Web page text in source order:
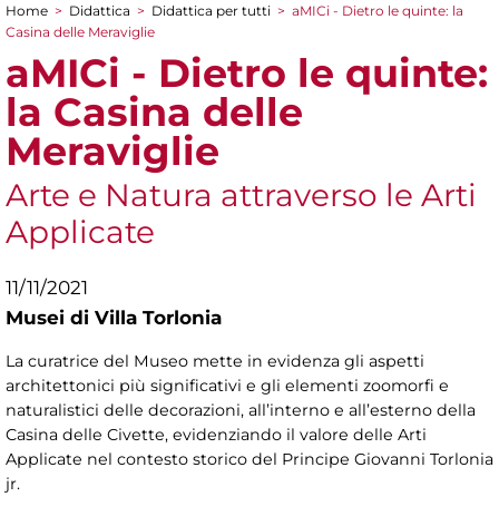
Tu sei qui
Home > Didattica > Didattica per tutti > aMICi - Dietro le quinte: la
Casina delle Meraviglie
aMICi - Dietro le quinte:
la Casina delle
Meraviglie
Arte e Natura attraverso le Arti
Applicate
11/11/2021
Musei di Villa Torlonia
La curatrice del Museo mette in evidenza gli aspetti
architettonici più significativi e gli elementi zoomorfi e
naturalistici delle decorazioni, all’interno e all’esterno della
Casina delle Civette, evidenziando il valore delle Arti
Applicate nel contesto storico del Principe Giovanni Torlonia
jr.